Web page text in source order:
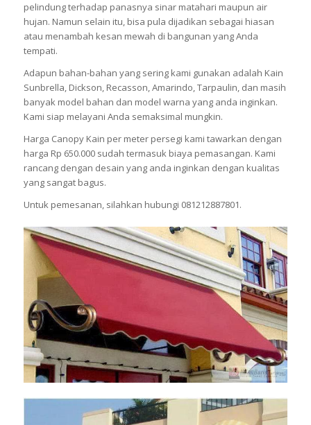
pelindung terhadap panasnya sinar matahari maupun air
hujan. Namun selain itu, bisa pula dijadikan sebagai hiasan
atau menambah kesan mewah di bangunan yang Anda
tempati.
Adapun bahan-bahan yang sering kami gunakan adalah Kain
Sunbrella, Dickson, Recasson, Amarindo, Tarpaulin, dan masih
banyak model bahan dan model warna yang anda inginkan.
Kami siap melayani Anda semaksimal mungkin.
Harga Canopy Kain per meter persegi kami tawarkan dengan
harga Rp 650.000 sudah termasuk biaya pemasangan. Kami
rancang dengan desain yang anda inginkan dengan kualitas
yang sangat bagus.
Untuk pemesanan, silahkan hubungi 081212887801.